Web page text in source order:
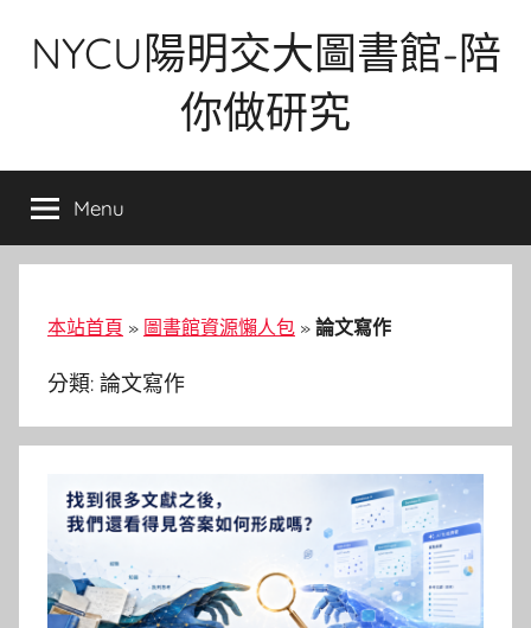
NYCU陽明交大圖書館-陪
你做研究
Menu
本站首頁 » 圖書館資源懶人包 » 論文寫作
分類: 論文寫作